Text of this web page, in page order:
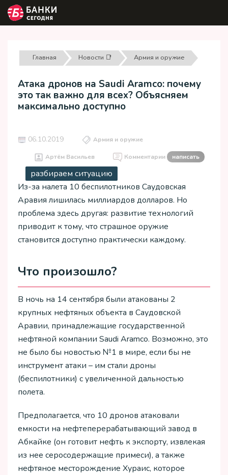
Главная Новости 📑 Армия и оружие
Атака дронов на Saudi Aramco: почему
это так важно для всех? Объясняем
максимально доступно
06.10.2019 Армия и оружие
Артём Васильев Комментарии написать
разбираем ситуацию
Из-за налета 10 беспилотников Саудовская
Аравия лишилась миллиардов долларов. Но
проблема здесь другая: развитие технологий
приводит к тому, что страшное оружие
становится доступно практически каждому.
Что произошло?
В ночь на 14 сентября были атакованы 2
крупных нефтяных объекта в Саудовской
Аравии, принадлежащие государственной
нефтяной компании Saudi Aramco. Возможно, это
не было бы новостью №1 в мире, если бы не
инструмент атаки – им стали дроны
(беспилотники) с увеличенной дальностью
полета.
Предполагается, что 10 дронов атаковали
емкости на нефтеперерабатывающий завод в
Абкайке (он готовит нефть к экспорту, извлекая
из нее серосодержащие примеси), а также
нефтяное месторождение Хураис, которое